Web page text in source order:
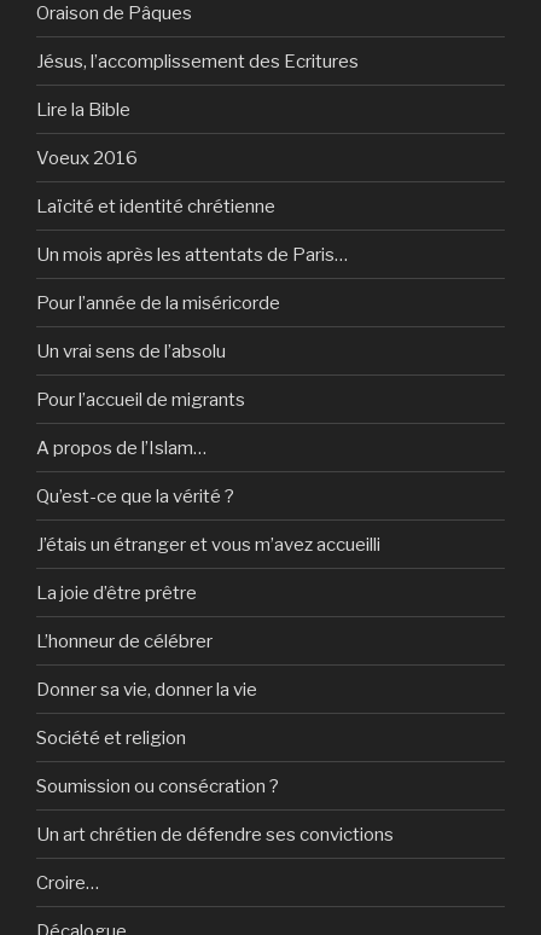
Oraison de Pâques
Jésus, l’accomplissement des Ecritures
Lire la Bible
Voeux 2016
Laïcité et identité chrétienne
Un mois après les attentats de Paris…
Pour l’année de la miséricorde
Un vrai sens de l’absolu
Pour l’accueil de migrants
A propos de l’Islam…
Qu’est-ce que la vérité ?
J’étais un étranger et vous m’avez accueilli
La joie d’être prêtre
L’honneur de célébrer
Donner sa vie, donner la vie
Société et religion
Soumission ou consécration ?
Un art chrétien de défendre ses convictions
Croire…